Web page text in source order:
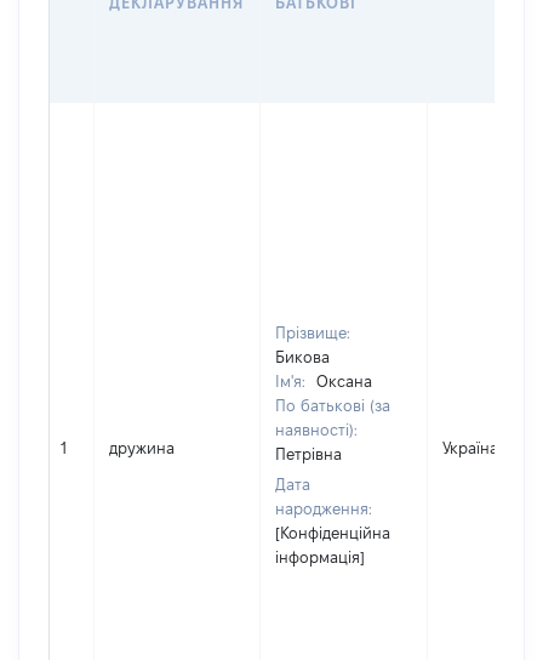
1 дружина
Прізвище:
Бикова
Ім'я:
Оксана
По батькові (за
наявності):
Петрівна
Дата
народження:
[Конфіденційна
інформація]
Україна